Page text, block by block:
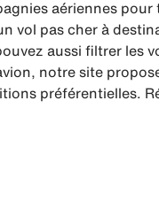
aériennes pour
vol pas cher à
aussi filtrer les
notre site
préférentielles.